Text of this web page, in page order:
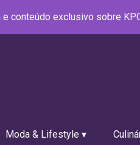
conteúdo exclusivo sobre
Moda & Lifestyle ▾